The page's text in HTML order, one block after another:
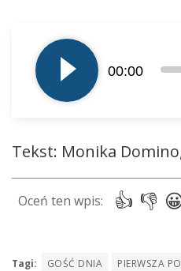
plików
dźwiękowych
00:00
Tekst: Monika
Tagi: GOŚĆ DNIA PIERWSZA